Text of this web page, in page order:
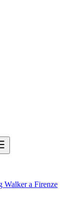
Walker a Firenze